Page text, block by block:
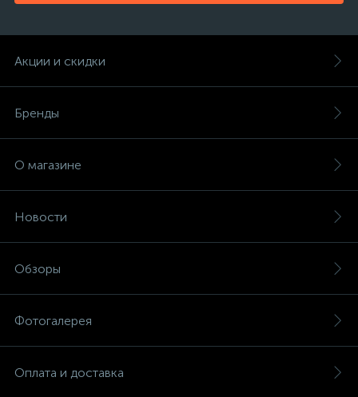
Акции и скидки
Бренды
О магазине
Новости
Обзоры
Фотогалерея
Оплата и доставка